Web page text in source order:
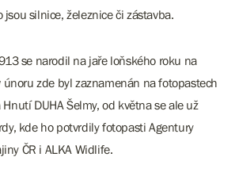
jsou silnice, železnice či zástavba.
se narodil na jaře loňského roku na
únoru zde byl zaznamenán na fotopastech
DUHA Šelmy, od května se ale už
kde ho potvrdily fotopasti Agentury
ČR i ALKA Widlife.